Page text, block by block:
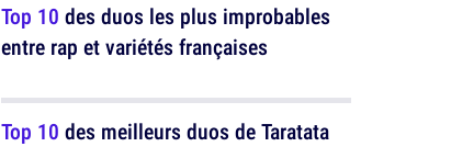
Top 10 des duos les plus improbables
entre rap et variétés françaises
Top 10 des meilleurs duos de Taratata